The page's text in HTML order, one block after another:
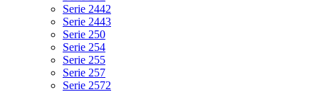
Serie 2442
Serie 2443
Serie 250
Serie 254
Serie 255
Serie 257
Serie 2572